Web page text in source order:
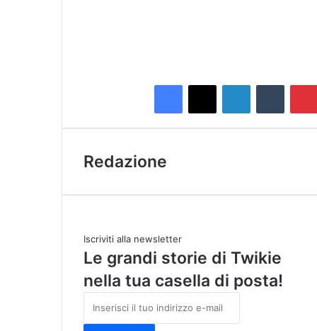
Redazione
Iscriviti alla newsletter
Le grandi storie di Twikie
nella tua casella di posta!